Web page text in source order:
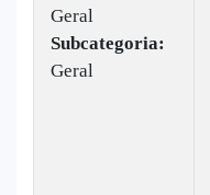
Geral
Subcategoria:
Geral